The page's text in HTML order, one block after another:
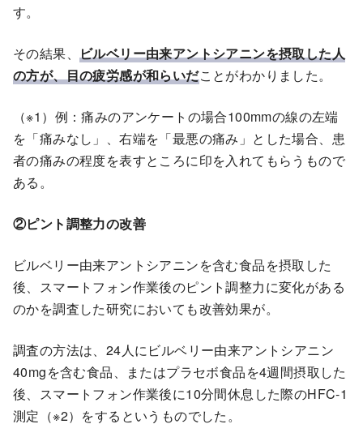
す。
その結果、 ビルベリー由来アントシアニンを摂取した人
の方が、目の疲労感が和らいだことがわかりました。
（※1）例：痛みのアンケートの場合100mmの線の左端
を「痛みなし」、右端を「最悪の痛み」とした場合、患
者の痛みの程度を表すところに印を入れてもらうもので
ある。
②ピント調整力の改善
ビルベリー由来アントシアニンを含む食品を摂取した
後、スマートフォン作業後のピント調整力に変化がある
のかを調査した研究においても改善効果が。
調査の方法は、24人にビルベリー由来アントシアニン
40mgを含む食品、またはプラセボ食品を4週間摂取した
後、スマートフォン作業後に10分間休息した際のHFC-1
測定（※2）をするというものでした。